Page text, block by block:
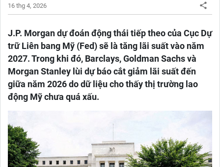
16 thg 4, 2026
J.P. Morgan dự đoán động thái tiếp theo của Cục Dự
trữ Liên bang Mỹ (Fed) sẽ là tăng lãi suất vào năm
2027. Trong khi đó, Barclays, Goldman Sachs và
Morgan Stanley lùi dự báo cắt giảm lãi suất đến
giữa năm 2026 do dữ liệu cho thấy thị trường lao
động Mỹ chưa quá xấu.